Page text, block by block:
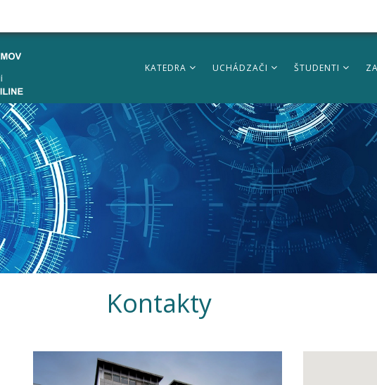
KATEDRA UCHÁDZAČI ŠTUDENTI
Kontakty